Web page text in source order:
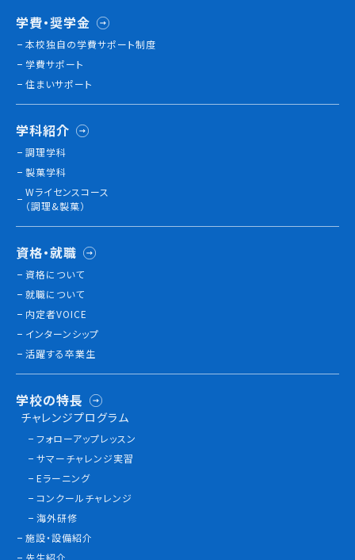
海外研修
施設・設備紹介
先生紹介
キャンパスライフ
学生カフェ営業インフォメーション
コックコート紹介
訪問者別
高校生の方へ
社会人・大学生・短大生の方へ
留学生の方へ(for Foreign Student)
各種証明書の申請について
企業担当者の方へ
保護者の方へ
ブログ
職員採用情報
情報公開
よくあるご質問
学費・奨学金
本校独⾃の学費サポート制度
学費サポート
住まいサポート
学科紹介
調理学科
製菓学科
Wライセンスコース
（調理&製菓）
資格・就職
資格について
就職について
内定者VOICE
インターンシップ
活躍する卒業生
学校の特長
チャレンジプログラム
フォローアップレッスン
サマーチャレンジ実習
Eラーニング
コンクールチャレンジ
海外研修
施設・設備紹介
先生紹介